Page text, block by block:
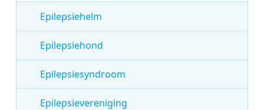
Epilepsiehelm
Epilepsiehond
Epilepsiesyndroom
Epilepsievereniging